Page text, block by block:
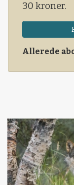
30 kroner.
Allerede